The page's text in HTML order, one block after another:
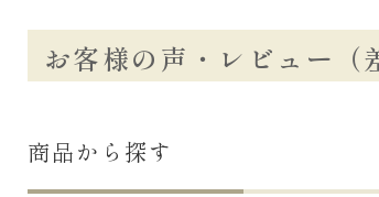
お客様の声・レビュー（
商品から探す